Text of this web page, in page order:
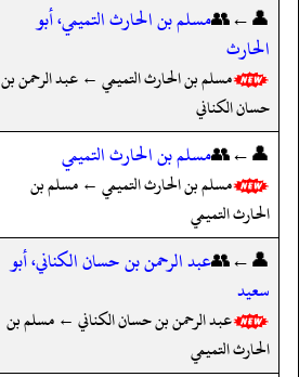
👤←👥مسلم بن الحارث التميمي، أبو
الحارث
مسلم بن الحارث التميمي ← عبد الرحمن بن
حسان الكناني
👤←👥مسلم بن الحارث التميمي
مسلم بن الحارث التميمي ← مسلم بن
الحارث التميمي
👤←👥عبد الرحمن بن حسان الكناني، أبو
سعيد
عبد الرحمن بن حسان الكناني ← مسلم بن
الحارث التميمي